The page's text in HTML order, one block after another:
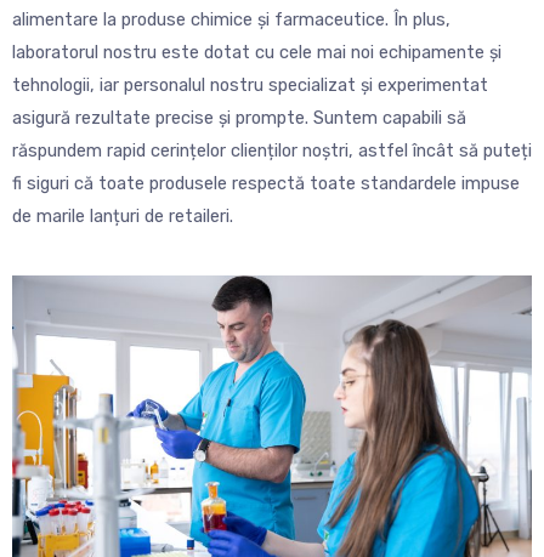
alimentare la produse chimice și farmaceutice. În plus,
laboratorul nostru este dotat cu cele mai noi echipamente și
tehnologii, iar personalul nostru specializat și experimentat
asigură rezultate precise și prompte. Suntem capabili să
răspundem rapid cerințelor clienților noștri, astfel încât să puteți
fi siguri că toate produsele respectă toate standardele impuse
de marile lanțuri de retaileri.